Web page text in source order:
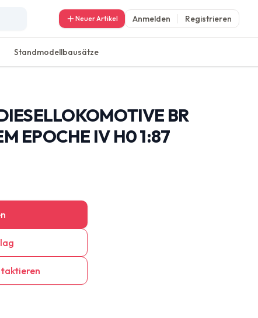
Neuer Artikel Anmelden Registrieren
Standmodellbausätze
BR
EPOCHE IV H0 1:87